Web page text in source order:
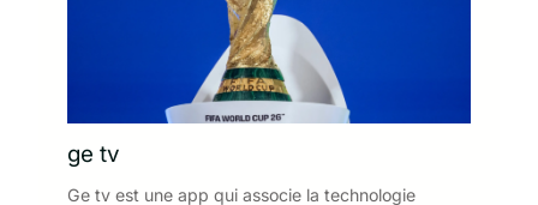
ge tv
Ge tv est une app qui associe la technologie